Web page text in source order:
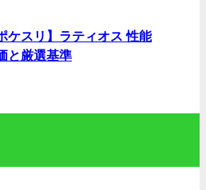
ケスリ】ラティオス 性能
と厳選基準